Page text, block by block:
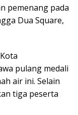
pemenang pada
Dua Square,
pulang medali
air ini. Selain
tiga peserta